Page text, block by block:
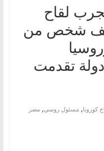
لقاح
على 40 ألف شخص من
والسعودية.. و20 دولة تقدمت
كورونا, مسئول روسي, مصر